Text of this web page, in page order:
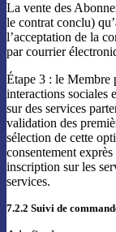
La vente des
le contrat conclu)
l’acceptation de la
par courrier
Étape 3 : le Membre
interactions sociales
sur des services
validation des
sélection de cette
consentement exprès
inscription sur les
services.
7.2.2 Suivi de